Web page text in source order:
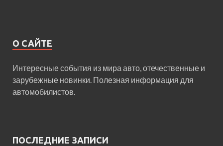
О САЙТЕ
Интересные события из мира авто, отечественные и
зарубежные новинки. Полезная информация для
автомобилистов.
ПОСЛЕДНИЕ ЗАПИСИ